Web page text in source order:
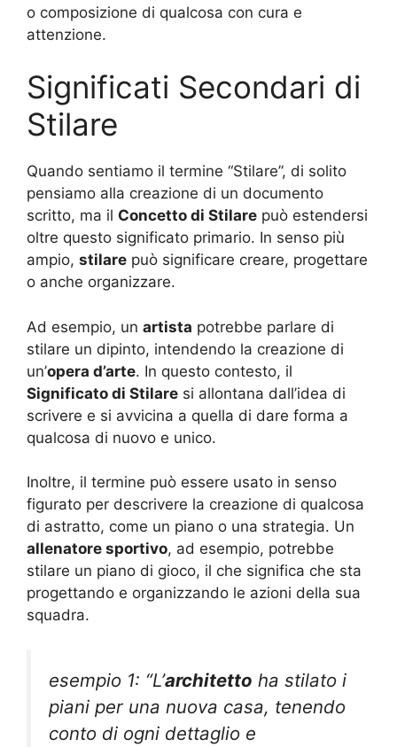
o composizione di qualcosa con cura e
attenzione.
Significati Secondari di
Stilare
Quando sentiamo il termine “Stilare”, di solito
pensiamo alla creazione di un documento
scritto, ma il Concetto di Stilare può estendersi
oltre questo significato primario. In senso più
ampio, stilare può significare creare, progettare
o anche organizzare.
Ad esempio, un artista potrebbe parlare di
stilare un dipinto, intendendo la creazione di
un’opera d’arte. In questo contesto, il
Significato di Stilare si allontana dall’idea di
scrivere e si avvicina a quella di dare forma a
qualcosa di nuovo e unico.
Inoltre, il termine può essere usato in senso
figurato per descrivere la creazione di qualcosa
di astratto, come un piano o una strategia. Un
allenatore sportivo, ad esempio, potrebbe
stilare un piano di gioco, il che significa che sta
progettando e organizzando le azioni della sua
squadra.
esempio 1: “L’architetto ha stilato i
piani per una nuova casa, tenendo
conto di ogni dettaglio e